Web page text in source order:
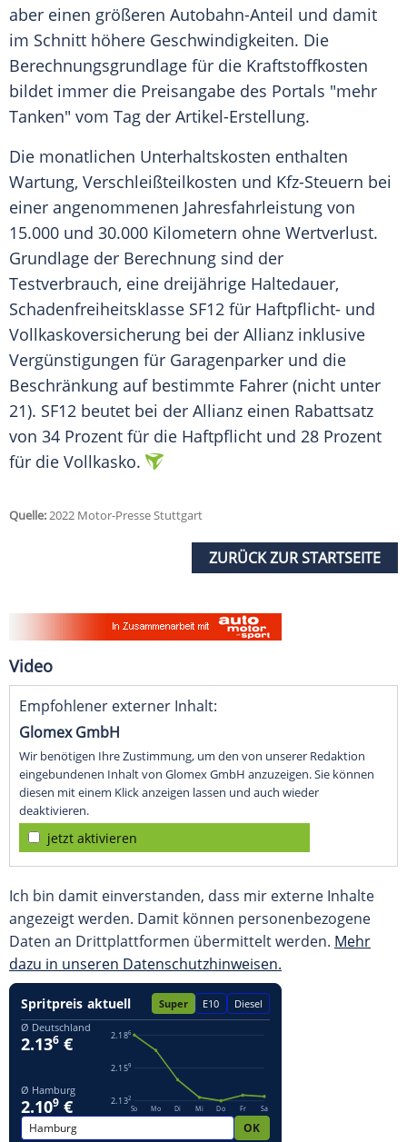
aber einen größeren Autobahn-Anteil und damit
im Schnitt höhere Geschwindigkeiten. Die
Berechnungsgrundlage für die Kraftstoffkosten
bildet immer die Preisangabe des Portals "mehr
Tanken" vom Tag der Artikel-Erstellung.
Die monatlichen Unterhaltskosten enthalten
Wartung, Verschleißteilkosten und Kfz-Steuern bei
einer angenommenen Jahresfahrleistung von
15.000 und 30.000 Kilometern ohne Wertverlust.
Grundlage der Berechnung sind der
Testverbrauch, eine dreijährige Haltedauer,
Schadenfreiheitsklasse SF12 für Haftpﬂicht- und
Vollkaskoversicherung bei der Allianz inklusive
Vergünstigungen für Garagenparker und die
Beschränkung auf bestimmte Fahrer (nicht unter
21). SF12 beutet bei der Allianz einen Rabattsatz
von 34 Prozent für die Haftpflicht und 28 Prozent
für die Vollkasko.
Quelle:2022 Motor-Presse Stuttgart
ZURÜCK ZUR STARTSEITE
Video
Empfohlener externer Inhalt:
Glomex GmbH
Wir benötigen Ihre Zustimmung, um den von unserer Redaktion
eingebundenen Inhalt von Glomex GmbH anzuzeigen. Sie können
diesen mit einem Klick anzeigen lassen und auch wieder
deaktivieren.
jetzt aktivieren
Ich bin damit einverstanden, dass mir externe Inhalte
angezeigt werden. Damit können personenbezogene
Daten an Drittplattformen übermittelt werden. Mehr
dazu in unseren Datenschutzhinweisen.